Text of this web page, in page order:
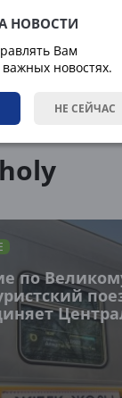
НОВОСТИ
Вам
новостях.
НЕ СЕЙЧАС
по